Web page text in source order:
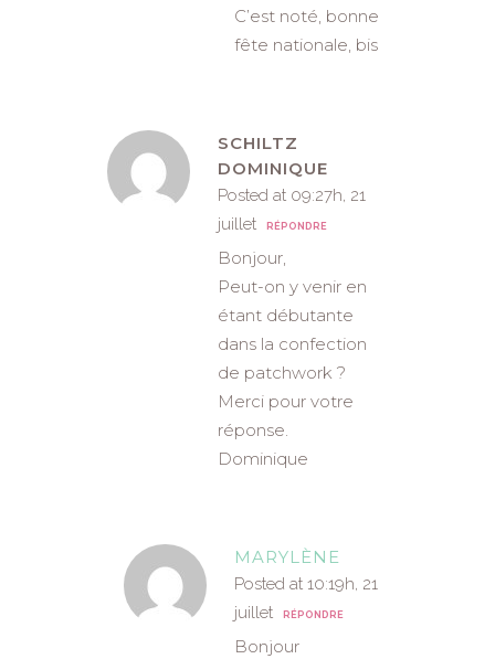
C’est noté, bonne
fête nationale, bis
SCHILTZ
DOMINIQUE
Posted at 09:27h, 21
juillet
RÉPONDRE
Bonjour,
Peut-on y venir en
étant débutante
dans la confection
de patchwork ?
Merci pour votre
réponse.
Dominique
MARYLÈNE
Posted at 10:19h, 21
juillet
RÉPONDRE
Bonjour